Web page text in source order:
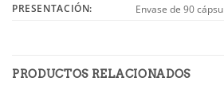
PRESENTACIÓN: Envase de 90
PRODUCTOS RELACIONADOS